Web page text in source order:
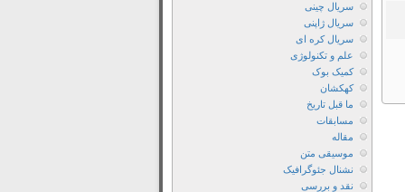
دانلود
سریال
Grace
زیرنویس
فارسی
دانلود
سریال
Grace
سریال چینی
سریال ژاپنی
سریال کره ای
علم و تکنولوژی
کمیک بوک
کهکشان
ما قبل تاریخ
مسابقات
مقاله
موسیقی متن
نشنال جئوگرافیک
نقد و بررسی